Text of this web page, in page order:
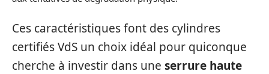
Ces caractéristiques font des cylindres
certifiés VdS un choix idéal pour quiconque
cherche à investir dans une serrure haute